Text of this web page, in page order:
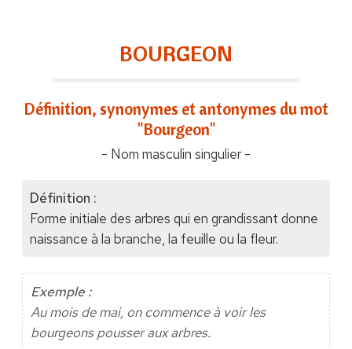
BOURGEON
Définition, synonymes et antonymes du mot
"Bourgeon"
- Nom masculin singulier -
Définition :
Forme initiale des arbres qui en grandissant donne
naissance à la branche, la feuille ou la fleur.
Exemple :
Au mois de mai, on commence à voir les
bourgeons pousser aux arbres.